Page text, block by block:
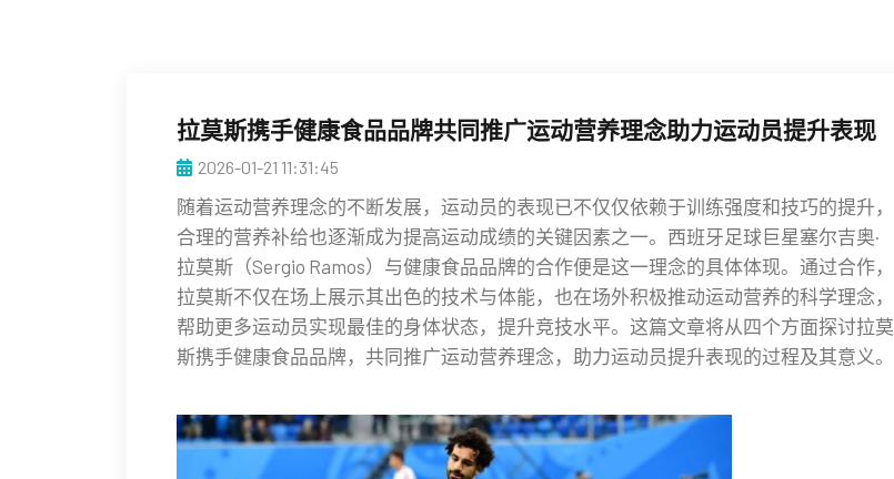
拉莫斯携手健康食品品牌共同推广运动营养理念助力运动员提升表现
2026-01-21 11:31:45
随着运动营养理念的不断发展，运动员的表现已不仅仅依赖于训练强度和技巧的提升，
合理的营养补给也逐渐成为提高运动成绩的关键因素之一。西班牙足球巨星塞尔吉奥·
拉莫斯（Sergio Ramos）与健康食品品牌的合作便是这一理念的具体体现。通过合作，
拉莫斯不仅在场上展示其出色的技术与体能，也在场外积极推动运动营养的科学理念，
帮助更多运动员实现最佳的身体状态，提升竞技水平。这篇文章将从四个方面探讨拉莫
斯携手健康食品品牌，共同推广运动营养理念，助力运动员提升表现的过程及其意义。